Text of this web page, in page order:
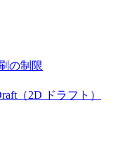
の制限
（2D ドラフト）